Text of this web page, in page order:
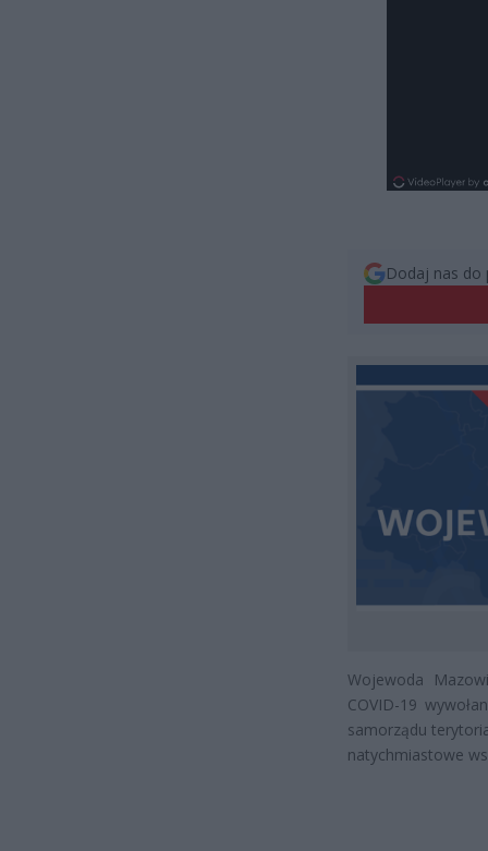
Dodaj nas do
Wojewoda
COVID-19
samorządu
natychmiastowe